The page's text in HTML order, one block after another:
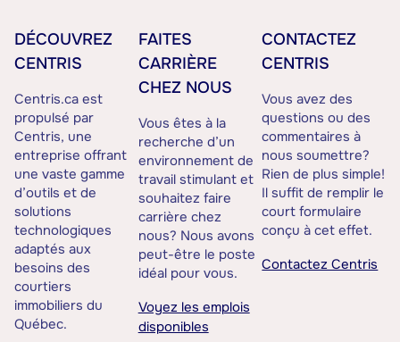
DÉCOUVREZ
CENTRIS
Centris.ca est
propulsé par
Centris, une
entreprise offrant
une vaste gamme
d’outils et de
solutions
technologiques
adaptés aux
besoins des
courtiers
immobiliers du
Québec.
FAITES
CARRIÈRE
CHEZ NOUS
Vous êtes à la
recherche d’un
environnement de
travail stimulant et
souhaitez faire
carrière chez
nous? Nous avons
peut-être le poste
idéal pour vous.
Voyez les emplois
disponibles
CONTACTEZ
CENTRIS
Vous avez des
questions ou des
commentaires à
nous soumettre?
Rien de plus simple!
Il suffit de remplir le
court formulaire
conçu à cet effet.
Contactez Centris